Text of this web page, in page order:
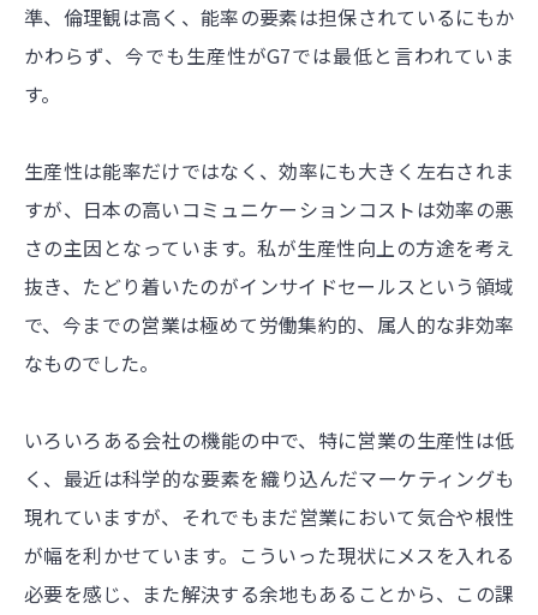
準、倫理観は高く、能率の要素は担保されているにもか
かわらず、今でも生産性がG7では最低と言われていま
す。
生産性は能率だけではなく、効率にも大きく左右されま
すが、日本の高いコミュニケーションコストは効率の悪
さの主因となっています。私が生産性向上の方途を考え
抜き、たどり着いたのがインサイドセールスという領域
で、今までの営業は極めて労働集約的、属人的な非効率
なものでした。
いろいろある会社の機能の中で、特に営業の生産性は低
く、最近は科学的な要素を織り込んだマーケティングも
現れていますが、それでもまだ営業において気合や根性
が幅を利かせています。こういった現状にメスを入れる
必要を感じ、また解決する余地もあることから、この課